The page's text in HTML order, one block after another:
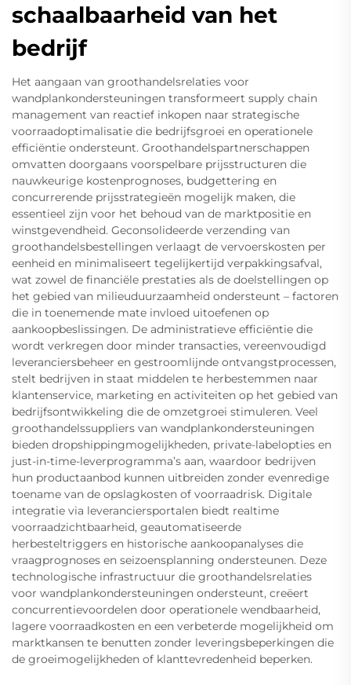
schaalbaarheid van het
bedrijf
Het aangaan van groothandelsrelaties voor
wandplankondersteuningen transformeert supply chain
management van reactief inkopen naar strategische
voorraadoptimalisatie die bedrijfsgroei en operationele
efficiëntie ondersteunt. Groothandelspartnerschappen
omvatten doorgaans voorspelbare prijsstructuren die
nauwkeurige kostenprognoses, budgettering en
concurrerende prijsstrategieën mogelijk maken, die
essentieel zijn voor het behoud van de marktpositie en
winstgevendheid. Geconsolideerde verzending van
groothandelsbestellingen verlaagt de vervoerskosten per
eenheid en minimaliseert tegelijkertijd verpakkingsafval,
wat zowel de financiële prestaties als de doelstellingen op
het gebied van milieuduurzaamheid ondersteunt – factoren
die in toenemende mate invloed uitoefenen op
aankoopbeslissingen. De administratieve efficiëntie die
wordt verkregen door minder transacties, vereenvoudigd
leveranciersbeheer en gestroomlijnde ontvangstprocessen,
stelt bedrijven in staat middelen te herbestemmen naar
klantenservice, marketing en activiteiten op het gebied van
bedrijfsontwikkeling die de omzetgroei stimuleren. Veel
groothandelssuppliers van wandplankondersteuningen
bieden dropshippingmogelijkheden, private-labelopties en
just-in-time-leverprogramma’s aan, waardoor bedrijven
hun productaanbod kunnen uitbreiden zonder evenredige
toename van de opslagkosten of voorraadrisk. Digitale
integratie via leveranciersportalen biedt realtime
voorraadzichtbaarheid, geautomatiseerde
herbesteltriggers en historische aankoopanalyses die
vraagprognoses en seizoensplanning ondersteunen. Deze
technologische infrastructuur die groothandelsrelaties
voor wandplankondersteuningen ondersteunt, creëert
concurrentievoordelen door operationele wendbaarheid,
lagere voorraadkosten en een verbeterde mogelijkheid om
marktkansen te benutten zonder leveringsbeperkingen die
de groeimogelijkheden of klanttevredenheid beperken.